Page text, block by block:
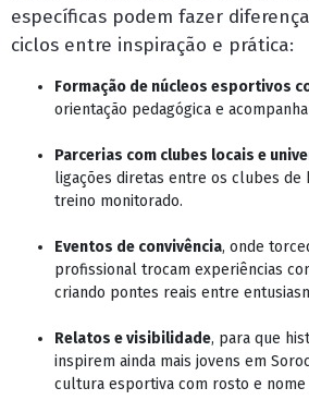
específicas podem fazer
ciclos entre inspiração e prática:
Formação de núcleos esportivos
orientação pedagógica e
Parcerias com clubes locais e
ligações diretas entre os clubes de
treino monitorado.
Eventos de convivência, onde
profissional trocam experiências
criando pontes reais entre
Relatos e visibilidade, para que
inspirem ainda mais jovens em
cultura esportiva com rosto e nome